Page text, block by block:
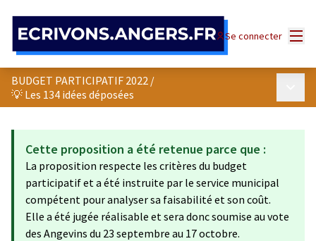
Se connecter
BUDGET PARTICIPATIF 2022 /
💡 Les 134 idées déposées
Cette proposition a été retenue parce que :
La proposition respecte les critères du budget
participatif et a été instruite par le service municipal
compétent pour analyser sa faisabilité et son coût.
Elle a été jugée réalisable et sera donc soumise au vote
des Angevins du 23 septembre au 17 octobre.